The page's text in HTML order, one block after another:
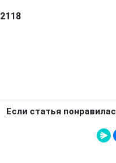
2118
Если статья